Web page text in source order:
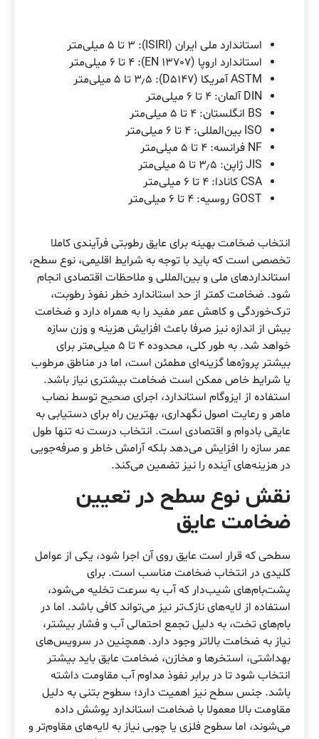
استاندارد ملی ایران (ISIRI): ۳ تا ۵ میلی‌متر
استاندارد اروپا (EN 13707): ۴ تا ۶ میلی‌متر
ASTM آمریکا (D5147): ۳٫۵ تا ۵ میلی‌متر
DIN آلمان: ۴ تا ۶ میلی‌متر
BS انگلستان: ۴ تا ۵ میلی‌متر
ISO بین‌المللی: ۴ تا ۶ میلی‌متر
NF فرانسه: ۴ تا ۵ میلی‌متر
JIS ژاپن: ۳٫۵ تا ۵ میلی‌متر
CSA کانادا: ۴ تا ۶ میلی‌متر
GOST روسیه: ۴ تا ۶ میلی‌متر
انتخاب ضخامت بهینه برای عایق رطوبتی فرآیندی کاملا
تخصصی است که باید با توجه به شرایط اقلیمی، نوع سطح،
استانداردهای ملی و بین‌المللی و ملاحظات اقتصادی انجام
شود. ضخامت کمتر از حد استاندارد خطر نفوذ رطوبت،
ترک‌خوردگی و کاهش عمر مفید را به همراه دارد و ضخامت
بیش از اندازه نیز صرفا باعث افزایش هزینه و وزن سازه
خواهد شد. به طور کلی، محدوده ۴ تا ۵ میلی‌متر برای
بیشتر پروژه‌ها گزینه‌ای مطمئن است، اما در مناطق مرطوب
یا شرایط خاص ممکن است ضخامت بیشتری نیاز باشد.
استفاده از ایزوگام استاندارد، اجرای صحیح توسط نصاب
ماهر و رعایت اصول نگهداری، بهترین راه برای دستیابی به
عایقی بادوام و اقتصادی است. انتخاب درست نه تنها طول
عمر سازه را افزایش می‌دهد بلکه آرامش خاطر و صرفه‌جویی
در هزینه‌های آینده را نیز تضمین می‌کند.
نقش نوع سطح در تعیین
ضخامت عایق
سطحی که قرار است عایق روی آن اجرا شود، یکی از عوامل
کلیدی در انتخاب ضخامت مناسب است. برای
پشت‌بام‌های شیب‌دار که آب به سرعت تخلیه می‌شود،
استفاده از لایه‌های نازک‌تر نیز می‌تواند کافی باشد. اما در
بام‌های تخت، به دلیل تجمع احتمالی آب و فشار بیشتر،
نیاز به ضخامت بالاتر وجود دارد. همچنین در سرویس‌های
بهداشتی، استخرها و مخازن، ضخامت عایق باید بیشتر
انتخاب شود تا در برابر نفوذ مداوم آب مقاومت داشته
باشد. جنس سطح نیز اهمیت دارد؛ سطوح بتنی به دلیل
مقاومت بالا معمولا با ضخامت استاندارد پوشش داده
می‌شوند، اما سطوح فلزی یا چوبی نیاز به لایه‌های مقاوم‌تر و